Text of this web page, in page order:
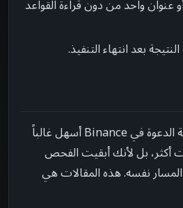
عنوان واحد من دون قراءة القواعد
بعد انتهاء التنفيذ.
يصبح لماذا تغيرت صفحة الدعوة في Binance أسهل غالباً
بل لأنك أبقيت الفحص
المسار نفسه. هذه المقالات هي